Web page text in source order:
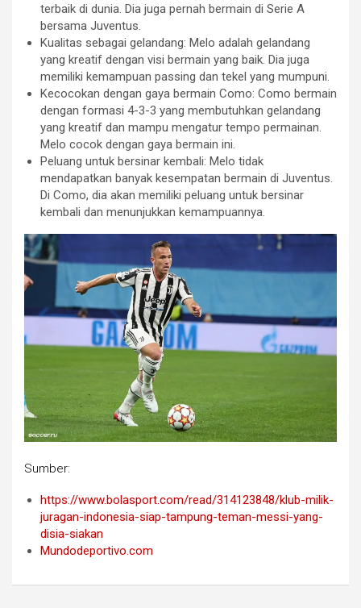
terbaik di dunia. Dia juga pernah bermain di Serie A
bersama Juventus.
Kualitas sebagai gelandang: Melo adalah gelandang
yang kreatif dengan visi bermain yang baik. Dia juga
memiliki kemampuan passing dan tekel yang mumpuni.
Kecocokan dengan gaya bermain Como: Como bermain
dengan formasi 4-3-3 yang membutuhkan gelandang
yang kreatif dan mampu mengatur tempo permainan.
Melo cocok dengan gaya bermain ini.
Peluang untuk bersinar kembali: Melo tidak
mendapatkan banyak kesempatan bermain di Juventus.
Di Como, dia akan memiliki peluang untuk bersinar
kembali dan menunjukkan kemampuannya.
Sumber:
https://www.bolasport.com/read/314123848/klub-milik-
juragan-indonesia-siap-tampung-teman-messi-yang-
disia-siakan
Mundodeportivo.com